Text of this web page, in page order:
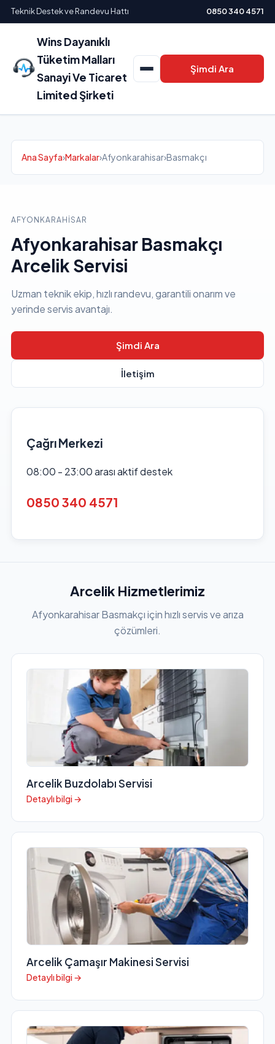
Teknik Destek ve Randevu Hattı 0850 340 4571
Wins Dayanıklı
Tüketim Malları
Sanayi Ve Ticaret
Limited Şirketi
Şimdi Ara
Ana Sayfa›Markalar›Afyonkarahisar›Basmakçı
AFYONKARAHISAR
Afyonkarahisar Basmakçı
Arcelik Servisi
Uzman teknik ekip, hızlı randevu, garantili onarım ve
yerinde servis avantajı.
Şimdi Ara
İletişim
Çağrı Merkezi
08:00 - 23:00 arası aktif destek
0850 340 4571
Arcelik Hizmetlerimiz
Afyonkarahisar Basmakçı için hızlı servis ve arıza
çözümleri.
Arcelik Buzdolabı Servisi
Detaylı bilgi →
Arcelik Çamaşır Makinesi Servisi
Detaylı bilgi →